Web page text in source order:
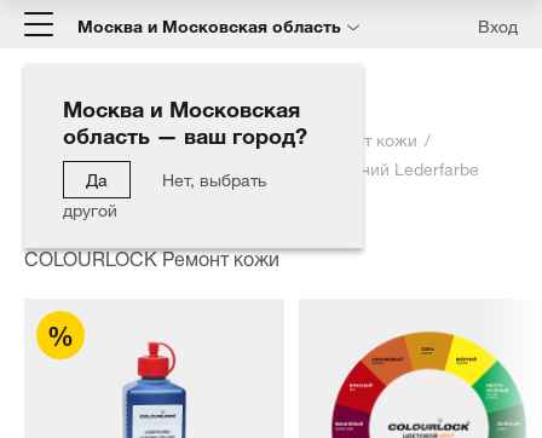
Москва и Московская область
Москва и Московская
область — ваш город?
Да
Нет, выбрать
другой
Вход
Главная Каталог COLOURLOCK Ремонт кожи
Краска для кожи COLOURLOCK темно-синий Lederfarbe
tiefblau 250 мл
COLOURLOCK Ремонт кожи